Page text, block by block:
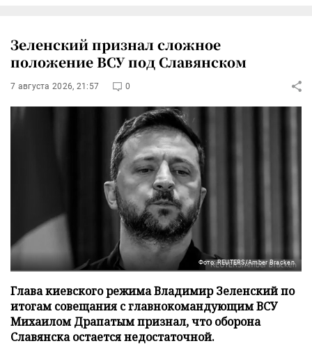
Зеленский признал сложное
положение ВСУ под Славянском
7 августа 2026, 21:57 0
Фото: REUTERS/Amber Bracken
Глава киевского режима Владимир Зеленский по
итогам совещания с главнокомандующим ВСУ
Михаилом Драпатым признал, что оборона
Славянска остается недостаточной.